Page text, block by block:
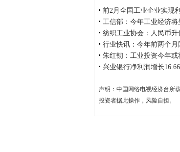
前2月全国工业企业实现
工信部：今年工业经济
纺织工业协会：人民币
行业快讯：今年前两个
朱红韧：工业投资今年或
兴业银行净利润增长
声明：中国网络电视经济台所
投资者据此操作，风险自担。